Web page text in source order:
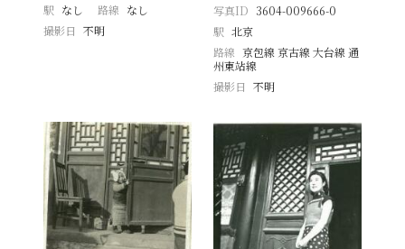
駅 なし 路線 なし
撮影日
不明
写真ID 3604-009666-0
駅 北京
路線 京包線 京古線 大台線 通
州東站線
撮影日 不明